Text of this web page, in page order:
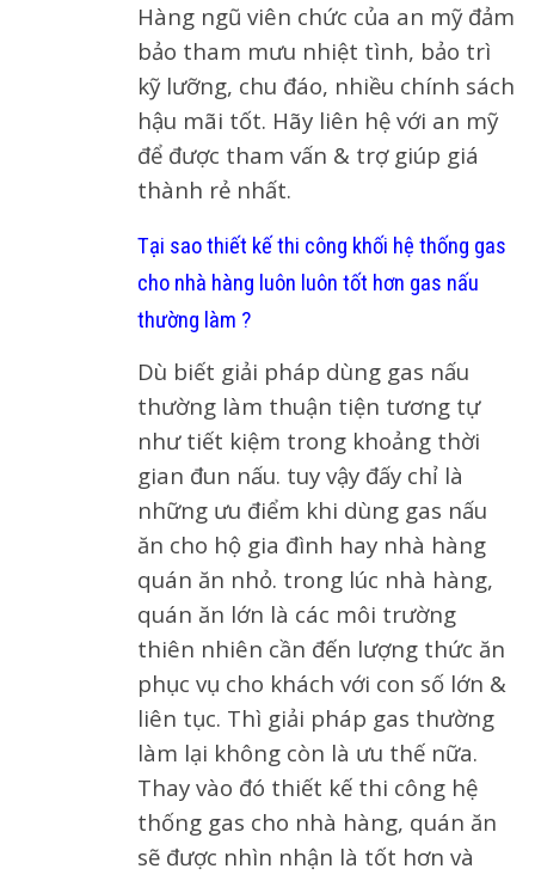
Hàng ngũ viên chức của an mỹ đảm
bảo tham mưu nhiệt tình, bảo trì
kỹ lưỡng, chu đáo, nhiều chính sách
hậu mãi tốt. Hãy liên hệ với an mỹ
để được tham vấn & trợ giúp giá
thành rẻ nhất.
Tại sao thiết kế thi công khối hệ thống gas
cho nhà hàng luôn luôn tốt hơn gas nấu
thường làm ?
Dù biết giải pháp dùng gas nấu
thường làm thuận tiện tương tự
như tiết kiệm trong khoảng thời
gian đun nấu. tuy vậy đấy chỉ là
những ưu điểm khi dùng gas nấu
ăn cho hộ gia đình hay nhà hàng
quán ăn nhỏ. trong lúc nhà hàng,
quán ăn lớn là các môi trường
thiên nhiên cần đến lượng thức ăn
phục vụ cho khách với con số lớn &
liên tục. Thì giải pháp gas thường
làm lại không còn là ưu thế nữa.
Thay vào đó thiết kế thi công hệ
thống gas cho nhà hàng, quán ăn
sẽ được nhìn nhận là tốt hơn và